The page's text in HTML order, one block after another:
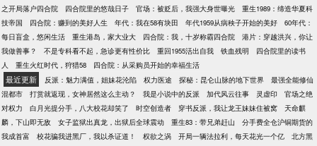
之开局落户四合院
四合院里的悠哉日子 官场：被贬后，我强大身世曝光
重生1989：缔造华夏科
技帝国
四合院：赚到的美好人生 年代：我在58有块田 年代1959从病秧子开始的美好
60年代：
每日盲盒，悠闲生活
重生港岛，家大业大 四合院：我，十岁称霸四合院
港片：穿越洪兴，你让
我做善事？
不是专科看不起，急诊更有性价比 重回1955活出自我 铁血残明
四合院里的读书
人
重生火红时代，狩猎58 四合院：从采购员开始的幸福生活
最近更新 反派：魅力满值，姐妹花沦陷 权力医途 探秘：昆仑山脉的地下世界
最强全能修仙
混都市
打赏就返现，女神居然这么主动？ 我是小说中的反派 加代风云往事 灵虚印
官场之绝
对权力
白月光提分手，八大校花却笑了 时空创造者 穿书反派，我让龙王妹妹住被窝
天命麒
麟，下山即无敌
女子监狱出真龙，出狱后全球震动 重生83：带兄弟赶山
分手费全仓沪铜期货的
我成首富
校花骗我进黑厂，我以杀证道！ 权欲之涡 开局一辆法拉利，每天花光一个亿
北方黑